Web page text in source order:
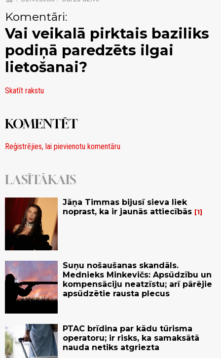
Komentāri:
Vai veikalā pirktais baziliks
podiņā paredzēts ilgai
lietošanai?
Skatīt rakstu
KOMENTĒT
Reģistrējies, lai pievienotu komentāru
LASĪTĀKAIS
Jāņa Timmas bijusī sieva liek
noprast, ka ir jaunās attiecībās
1
Suņu nošaušanas skandāls.
Mednieks Minkevičs: Apsūdzību un
kompensāciju neatzīstu; arī pārējie
apsūdzētie rausta plecus
PTAC brīdina par kādu tūrisma
operatoru; ir risks, ka samaksātā
nauda netiks atgriezta